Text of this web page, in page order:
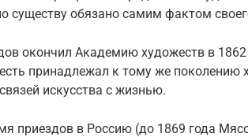
существу обязано самим фактом
окончил Академию художеств в 1862
есть принадлежал к тому же
искусства с жизнью.
приездов в Россию (до 1869 года